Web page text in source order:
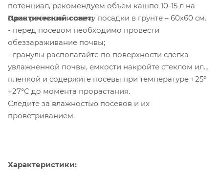
потенциал, рекомендуем объем кашпо 10-15 л на
одно растение и схему посадки в грунте – 60х60 см.
Практический совет:
- перед посевом необходимо провести
обеззараживание почвы;
- гранулы располагайте по поверхности слегка
увлажненной почвы, емкости накройте стеклом или
пленкой и содержите посевы при температуре +25°
+27°С до момента прорастания.
Следите за влажностью посевов и их
проветриванием.
Характеристики: